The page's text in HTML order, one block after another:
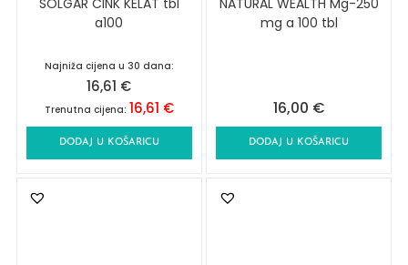
a100
Najniža cijena u 30 dana:
16,61 €
Trenutna cijena: 16,61 €
DODAJ U KOŠARICU
mg a 100 tbl
16,00 €
DODAJ U KOŠARICU